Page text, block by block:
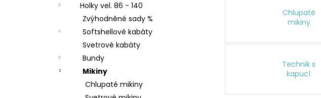
Holky vel. 86 - 140
Zvýhodněné sady %
Softshellové kabáty
Svetrové kabáty
Bundy
Mikiny
Chlupaté mikiny
Chlupaté
mikiny
Technik s
kapucí